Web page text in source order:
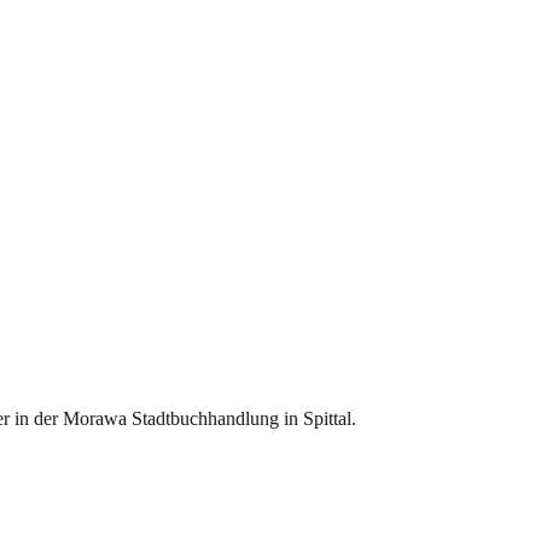
in der Morawa Stadtbuchhandlung in Spittal.